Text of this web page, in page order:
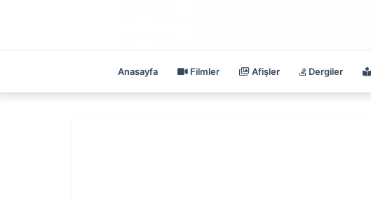
Anasayfa Filmler Afişler Dergiler